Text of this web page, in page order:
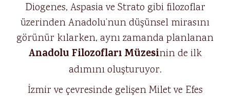
Diogenes, Aspasia ve Strato gibi filozoflar
üzerinden Anadolu’nun düşünsel mirasını
görünür kılarken, aynı zamanda planlanan
Anadolu Filozofları Müzesinin de ilk
adımını oluşturuyor.
İzmir ve çevresinde gelişen Milet ve Efes